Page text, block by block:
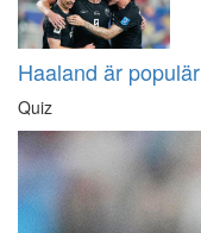
Haaland är populär
Quiz